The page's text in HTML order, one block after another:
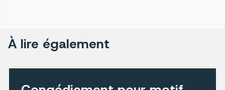
À lire également